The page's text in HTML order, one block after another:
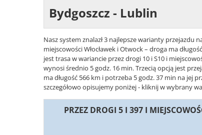
Bydgoszcz - Lublin
Nasz system znalazł 3 najlepsze warianty przejazdu
miejscowości Włocławek i Otwock – droga ma
jest trasa w wariancie przez drogi 10 i S10 i
wynosi średnio 5 godz. 16 min. Trzecią opcją jest
ma długość 566 km i potrzeba 5 godz. 37 min na jej
szczegółowo opisujemy poniżej - kliknij w wybrany
PRZEZ DROGI 5 I 397 I